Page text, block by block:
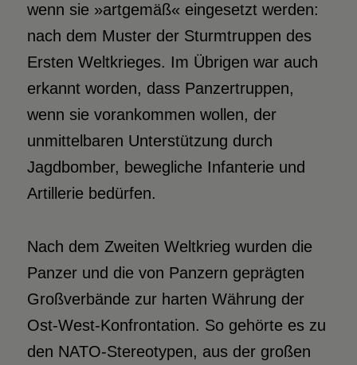
wenn sie »artgemäß« eingesetzt werden:
nach dem Muster der Sturmtruppen des
Ersten Weltkrieges. Im Übrigen war auch
erkannt worden, dass Panzertruppen,
wenn sie vorankommen wollen, der
unmittelbaren Unterstützung durch
Jagdbomber, bewegliche Infanterie und
Artillerie bedürfen.
Nach dem Zweiten Weltkrieg wurden die
Panzer und die von Panzern geprägten
Großverbände zur harten Währung der
Ost-West-Konfrontation. So gehörte es zu
den NATO-Stereotypen, aus der großen